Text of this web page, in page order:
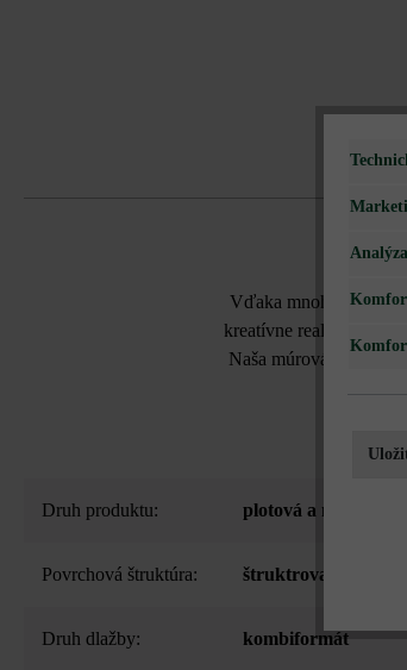
Vďaka mnohým
kreatívne realizácie v
Naša múrová tvárnica
Druh produktu: plotová a múrová
Povrchová štruktúra: štruktrovaný
Druh dlažby: kombiformát
Analýza